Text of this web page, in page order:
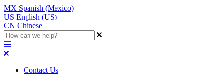
MX Spanish (Mexico)
US English (US)
CN Chinese
Contact Us